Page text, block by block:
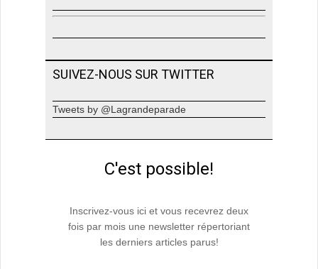
SUIVEZ-NOUS SUR TWITTER
Tweets by @Lagrandeparade
C'est possible!
Inscrivez-vous ici et vous recevrez deux
fois par mois une newsletter répertoriant
les derniers articles parus!